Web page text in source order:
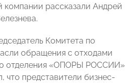
компании рассказали Андрей
Комитета по
обращения с отходами
отделения «ОПОРЫ РОССИИ»
что представители бизнес-